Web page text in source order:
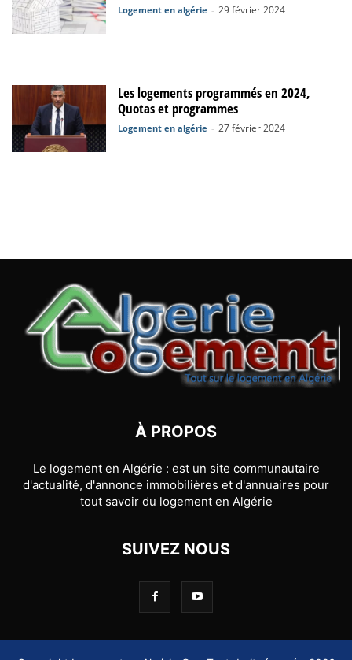
Logement en algérie - 29 février 2024
Les logements programmés en 2024,
Quotas et programmes
Logement en algérie - 27 février 2024
À PROPOS
Le logement en Algérie : est un site communautaire
d'actualité, d'annonce immobilières et d'annuaires pour
tout savoir du logement en Algérie
SUIVEZ NOUS